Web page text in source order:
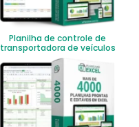
Planilha de controle de
transportadora de veículos